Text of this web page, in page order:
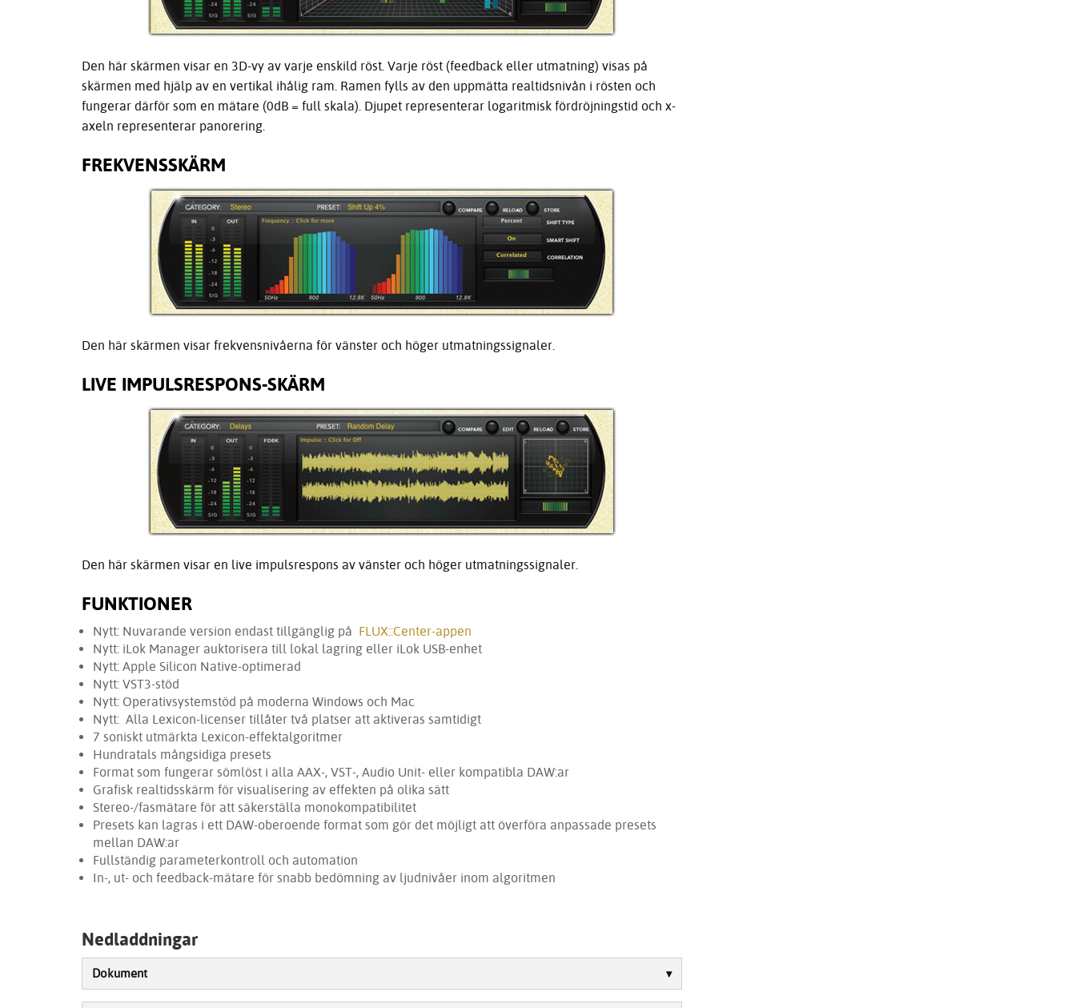
Den här skärmen visar en 3D-vy av varje enskild röst. Varje röst (feedback eller utmatning) visas på
skärmen med hjälp av en vertikal ihålig ram. Ramen fylls av den uppmätta realtidsnivån i rösten och
fungerar därför som en mätare (0dB = full skala). Djupet representerar logaritmisk fördröjningstid och x-
axeln representerar panorering.
FREKVENSSKÄRM
Den här skärmen visar frekvensnivåerna för vänster och höger utmatningssignaler.
LIVE IMPULSRESPONS-SKÄRM
Den här skärmen visar en live impulsrespons av vänster och höger utmatningssignaler.
FUNKTIONER
Nytt: Nuvarande version endast tillgänglig på FLUX::Center-appen
Nytt: iLok Manager auktorisera till lokal lagring eller iLok USB-enhet
Nytt: Apple Silicon Native-optimerad
Nytt: VST3-stöd
Nytt: Operativsystemstöd på moderna Windows och Mac
Nytt: Alla Lexicon-licenser tillåter två platser att aktiveras samtidigt
7 soniskt utmärkta Lexicon-effektalgoritmer
Hundratals mångsidiga presets
Format som fungerar sömlöst i alla AAX-, VST-, Audio Unit- eller kompatibla DAW:ar
Grafisk realtidsskärm för visualisering av effekten på olika sätt
Stereo-/fasmätare för att säkerställa monokompatibilitet
Presets kan lagras i ett DAW-oberoende format som gör det möjligt att överföra anpassade presets
mellan DAW:ar
Fullständig parameterkontroll och automation
In-, ut- och feedback-mätare för snabb bedömning av ljudnivåer inom algoritmen
Nedladdningar
Dokument